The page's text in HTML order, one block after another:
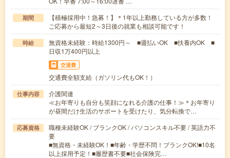
期間
【積極採用中！急募！】＊1年以上勤務している方が多数！
ご応募から最短2～3日後の就業も相談可能です！
時給
無資格未経験：時給1300円～ ■週払いOK ■扶養内OK ■
日収1万400円以上
交通費
交通費全額支給（ガソリン代もOK！）
仕事内容
介護関連
≪お年寄りも自分も笑顔になれる介護の仕事！≫＊お年寄り
が昼間だけ生活のサポートを受けたり、気分転換で…
応募資格
職種未経験OK / ブランクOK / パソコンスキル不要 / 英語力不
要
■無資格・未経験OK！■年齢・学歴不問！ブランクOK!■10名
以上採用予定！■履歴書不要■社会保険完…